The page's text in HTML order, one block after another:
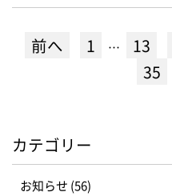
前へ 1 … 13
35
カテゴリー
お知らせ (56)